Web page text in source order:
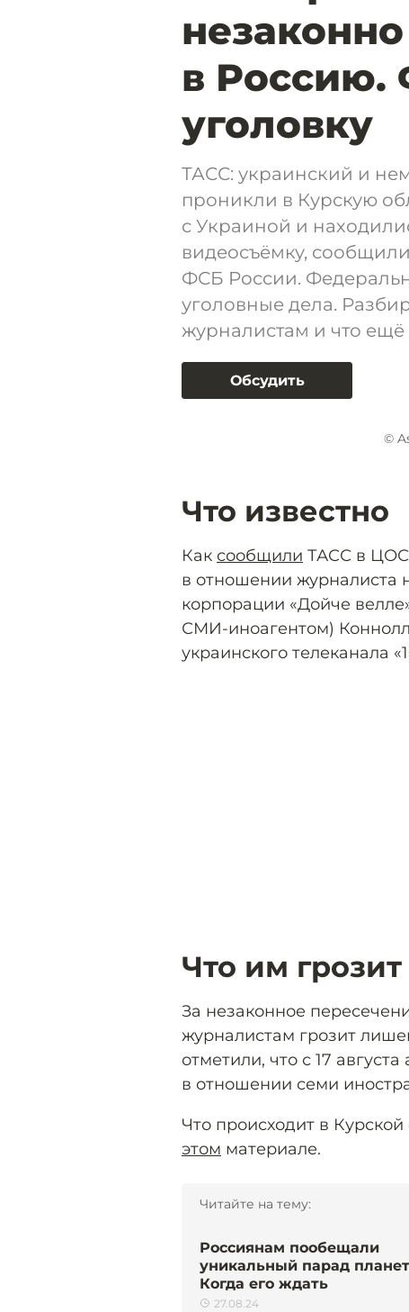
в Россию.
уголовку
ТАСС: украинский и
проникли в Курскую
с Украиной и
видеосъёмку,
ФСБ России.
уголовные дела.
журналистам и что ещё
Обсудить
©
Что известно
Как сообщили ТАСС в ЦОС
в отношении журналиста
корпорации «Дойче
СМИ-иноагентом)
украинского телеканала
Что им грозит
За незаконное
журналистам грозит
отметили, что с 17
в отношении семи
Что происходит в
этом материале.
Читайте на тему:
Россиянам пообещали
уникальный парад
Когда его ждать
27.08.24